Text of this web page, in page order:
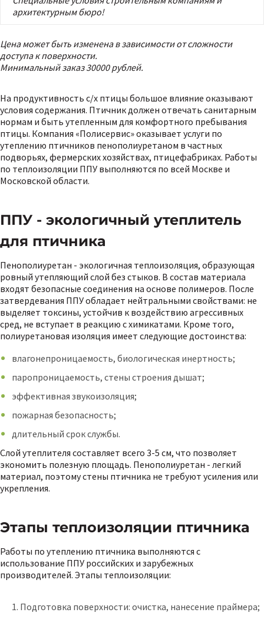
архитектурным бюро!
Цена может быть изменена в зависимости от сложности
доступа к поверхности.
Минимальный заказ 30000 рублей.
На продуктивность с/х птицы большое влияние оказывают
условия содержания. Птичник должен отвечать санитарным
нормам и быть утепленным для комфортного пребывания
птицы. Компания «Полисервис» оказывает услуги по
утеплению птичников пенополиуретаном в частных
подворьях, фермерских хозяйствах, птицефабриках. Работы
по теплоизоляции ППУ выполняются по всей Москве и
Московской области.
ППУ - экологичный утеплитель
для птичника
Пенополиуретан - экологичная теплоизоляция, образующая
ровный утепляющий слой без стыков. В состав материала
входят безопасные соединения на основе полимеров. После
затвердевания ППУ обладает нейтральными свойствами: не
выделяет токсины, устойчив к воздействию агрессивных
сред, не вступает в реакцию с химикатами. Кроме того,
полиуретановая изоляция имеет следующие достоинства:
влагонепроницаемость, биологическая инертность;
паропроницаемость, стены строения дышат;
эффективная звукоизоляция;
пожарная безопасность;
длительный срок службы.
Слой утеплителя составляет всего 3-5 см, что позволяет
экономить полезную площадь. Пенополиуретан - легкий
материал, поэтому стены птичника не требуют усиления или
укрепления.
Этапы теплоизоляции птичника
Работы по утеплению птичника выполняются с
использование ППУ российских и зарубежных
производителей. Этапы теплоизоляции:
Подготовка поверхности: очистка, нанесение праймера;